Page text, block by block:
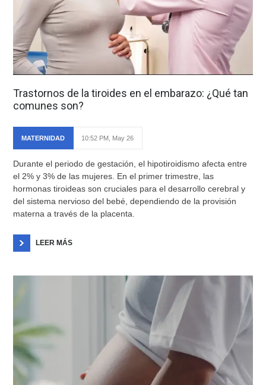
Trastornos de la tiroides en el embarazo: ¿Qué tan
comunes son?
MATERNIDAD 10:52 PM, May 26
Durante el periodo de gestación, el hipotiroidismo afecta entre
el 2% y 3% de las mujeres. En el primer trimestre, las
hormonas tiroideas son cruciales para el desarrollo cerebral y
del sistema nervioso del bebé, dependiendo de la provisión
materna a través de la placenta.
LEER MÁS